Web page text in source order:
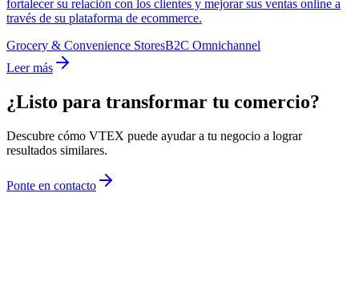
fortalecer su relación con los clientes y mejorar sus ventas online a
través de su plataforma de ecommerce.
Grocery & Convenience StoresB2C Omnichannel
Leer más
¿Listo para transformar tu comercio?
Descubre cómo VTEX puede ayudar a tu negocio a lograr
resultados similares.
Ponte en contacto